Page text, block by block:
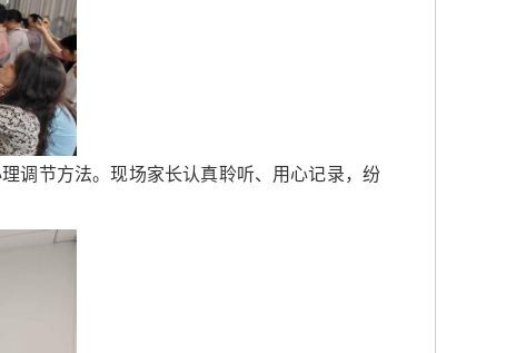
调节方法。现场家长认真聆听、用心记录，纷